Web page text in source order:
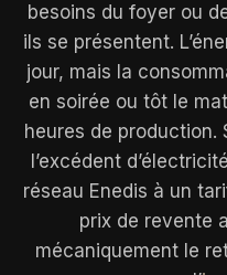
besoins du foyer ou
ils se présentent.
jour, mais la
en soirée ou tôt le
heures de
l’excédent
réseau Enedis à un
prix de revente
mécaniquement le